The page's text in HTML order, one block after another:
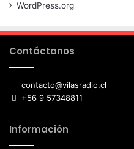
WordPress.org
Contáctanos
contacto@vilasradio.cl
+56 9 57348811
Información